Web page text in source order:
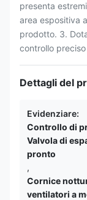
presenta
area espositiva
prodotto. 3.
controllo
Dettagli del
Evidenziare:
Controllo di
Valvola di
pronto
,
Cornice
ventilatori a